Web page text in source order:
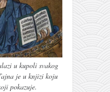
u kupoli svakog
je u knjizi koju
pokazuje.